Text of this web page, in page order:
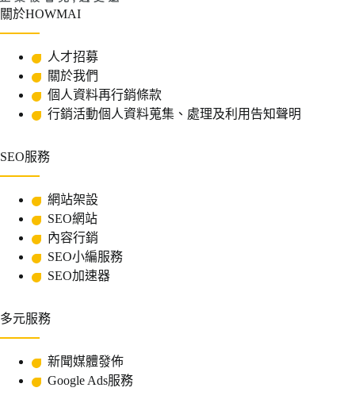
關於HOWMAI
人才招募
關於我們
個人資料再行銷條款
行銷活動個人資料蒐集、處理及利用告知聲明
SEO服務
網站架設
SEO網站
內容行銷
SEO小編服務
SEO加速器
多元服務
新聞媒體發佈
Google Ads服務